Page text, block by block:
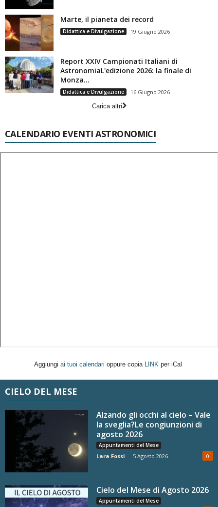
Marte, il pianeta dei record
Didattica e Divulgazione 19 Giugno 2026
Report XXIV Campionati Italiani di
AstronomiaL'edizione 2026: la finale di
Monza...
Didattica e Divulgazione
16 Giugno 2026
Carica altri
CALENDARIO EVENTI ASTRONOMICI
Aggiungi ai tuoi calendari oppure copia LINK per iCal
CIELO DEL MESE
Alzando gli occhi al cielo – Vale
la sveglia?Le congiunzioni di
agosto 2026
Appuntamenti del Mese
Lara Fossi - 5 Agosto 2026 0
Cielo del Mese di Agosto 2026
Appuntamenti del Mese